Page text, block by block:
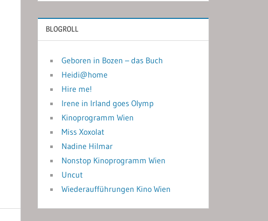
BLOGROLL
Geboren in Bozen – das Buch
Heidi@home
Hire me!
Irene in Irland goes Olymp
Kinoprogramm Wien
Miss Xoxolat
Nadine Hilmar
Nonstop Kinoprogramm Wien
Uncut
Wiederaufführungen Kino Wien